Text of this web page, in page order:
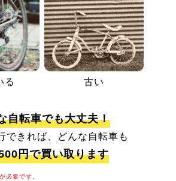
る 古い
自転車でも大丈夫！
できれば、どんな自転車も
円で買い取ります
必要です。